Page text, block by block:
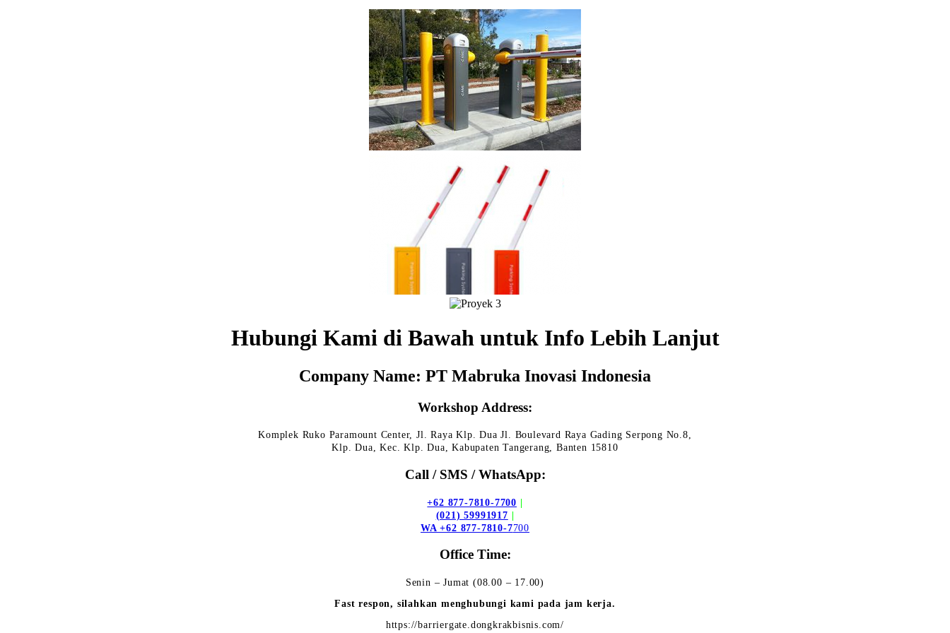
Hubungi Kami di Bawah untuk Info Lebih Lanjut
Company Name: PT Mabruka Inovasi Indonesia
Workshop Address:
Komplek Ruko Paramount Center, Jl. Raya Klp. Dua Jl. Boulevard Raya Gading Serpong No.8,
Klp. Dua, Kec. Klp. Dua, Kabupaten Tangerang, Banten 15810
Call / SMS / WhatsApp:
+62 877-7810-7700 |
(021) 59991917 |
WA +62 877-7810-7700
Office Time:
Senin – Jumat (08.00 – 17.00)
Fast respon, silahkan menghubungi kami pada jam kerja.
https://barriergate.dongkrakbisnis.com/